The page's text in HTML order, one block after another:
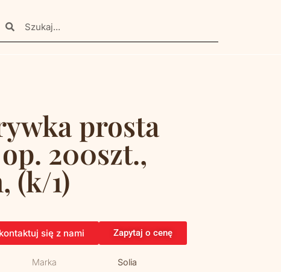
prosta
200szt.,
(k/1)
się z nami Zapytaj o cenę
Marka Solia